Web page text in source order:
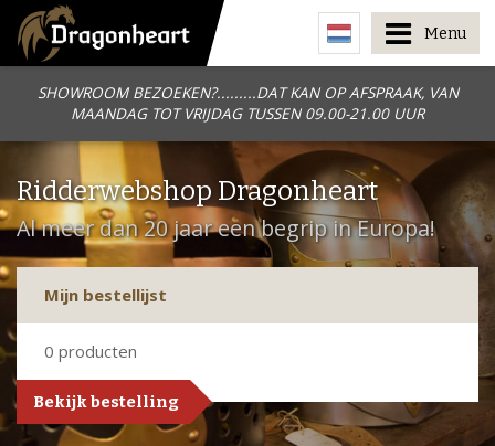
SHOWROOM BEZOEKEN?.........DAT KAN OP AFSPRAAK, VAN
MAANDAG TOT VRIJDAG TUSSEN 09.00-21.00 UUR
Menu
Ridderwebshop Dragonheart
Al meer dan 20 jaar een begrip in Europa!
Mijn bestellijst
0 producten
Bekijk bestelling